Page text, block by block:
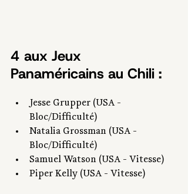
4 aux Jeux
Panaméricains au Chili :
Jesse Grupper (USA -
Bloc/Difficulté)
Natalia Grossman (USA -
Bloc/Difficulté)
Samuel Watson (USA - Vitesse)
Piper Kelly (USA - Vitesse)